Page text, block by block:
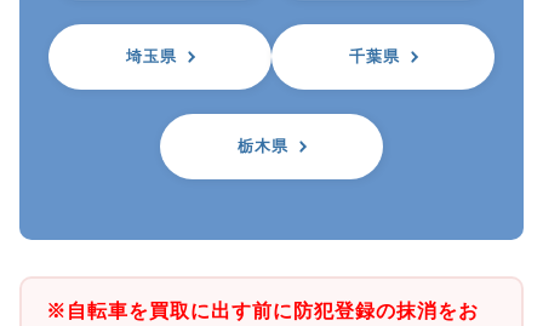
埼玉県 千葉県
栃木県
※自転車を買取に出す前に防犯登録の抹消をお